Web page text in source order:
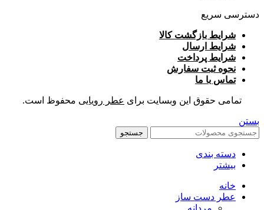
دسترسی سریع
شرایط بازگشت کالا
شرایط ارسال
شرایط پرداخت
نحوه ثبت سفارش
تماس با ما
تمامی حقوق این وبسایت برای عطر رویایی محفوظ است.
بستن
جستجو
دسته بندی
بیشتر
خانه
عطر دست ساز